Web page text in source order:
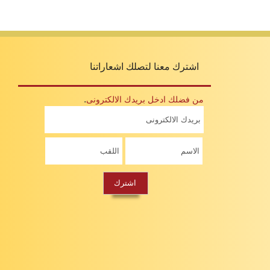
اشترك معنا لتصلك اشعاراتنا
من فضلك ادخل بريدك الالكترونى.